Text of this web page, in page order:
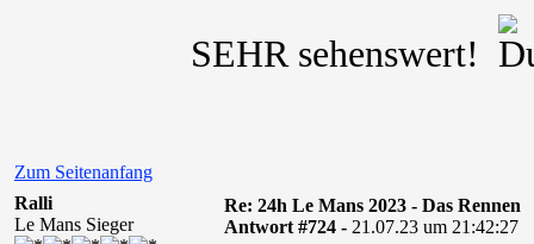
SEHR sehenswert!
Zum Seitenanfang
Ralli
Le Mans Sieger
Re: 24h Le Mans 2023 - Das Rennen
Antwort #724 - 21.07.23 um 21:42:27